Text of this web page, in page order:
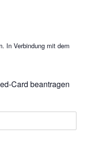
In Verbindung mit dem
Card beantragen